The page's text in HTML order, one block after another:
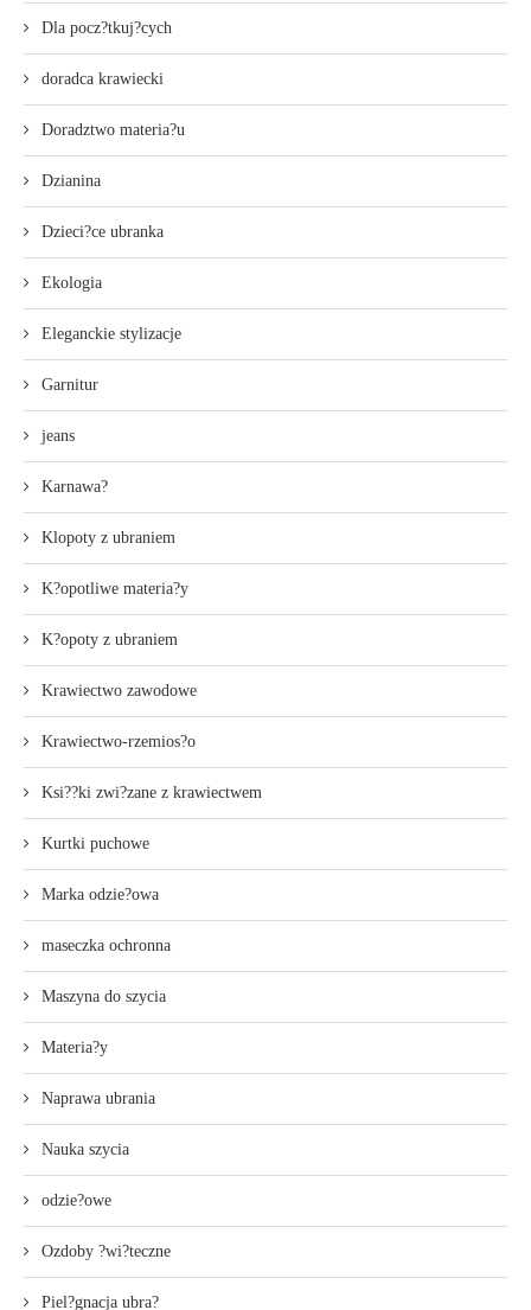
Dla pocz?tkuj?cych
doradca krawiecki
Doradztwo materia?u
Dzianina
Dzieci?ce ubranka
Ekologia
Eleganckie stylizacje
Garnitur
jeans
Karnawa?
Klopoty z ubraniem
K?opotliwe materia?y
K?opoty z ubraniem
Krawiectwo zawodowe
Krawiectwo-rzemios?o
Ksi??ki zwi?zane z krawiectwem
Kurtki puchowe
Marka odzie?owa
maseczka ochronna
Maszyna do szycia
Materia?y
Naprawa ubrania
Nauka szycia
odzie?owe
Ozdoby ?wi?teczne
Piel?gnacja ubra?